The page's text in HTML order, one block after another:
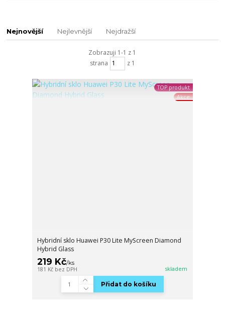
Nejnovější Nejlevnější Nejdražší
Zobrazuji 1-1 z 1
strana
z 1
TOP produkt
Akce
Hybridní sklo Huawei P30 Lite MyScreen Diamond
Hybrid Glass
219 Kč/ks
181 Kč bez DPH skladem
Přidat do košíku